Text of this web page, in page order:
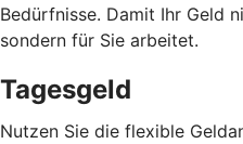
Bedürfnisse. Damit Ihr Geld
sondern für Sie arbeitet.
Tagesgeld
Nutzen Sie die flexible